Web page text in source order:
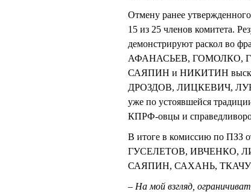
Отмену ранее
15 из 25 членов комитета.
демонстрируют раскол во
АФАНАСЬЕВ, ГОМОЛКО,
САЯПИН и НИКИТИН
ДРОЗДОВ, ЛИЦКЕВИЧ,
уже по устоявшейся
КПРФ-овцы и
В итоге в комиссию по ПЗЗ
ГУСЕЛЕТОВ, ИВЧЕНКО,
САЯПИН, САХАНЬ,
– На мой взгляд,